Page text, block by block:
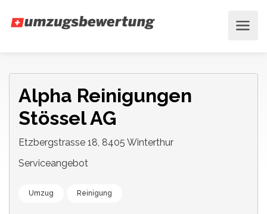
Alpha Reinigungen
Stössel AG
Etzbergstrasse 18, 8405 Winterthur
Serviceangebot
Umzug Reinigung